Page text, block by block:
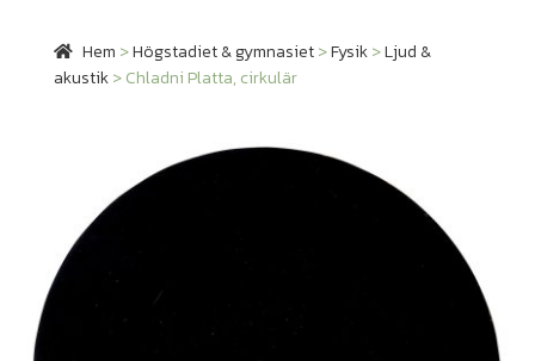
Hem >Högstadiet & gymnasiet>Fysik>Ljud &
akustik>Chladni Platta, cirkulär